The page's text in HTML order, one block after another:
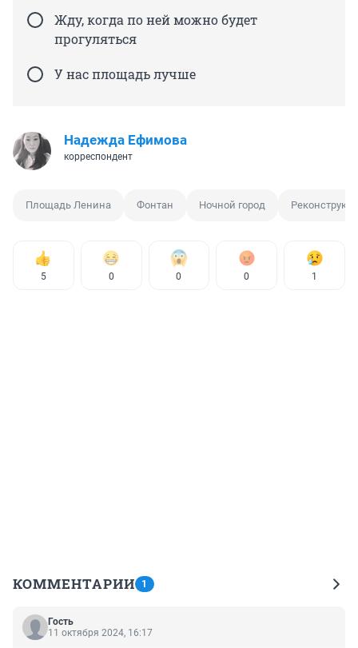
Жду, когда по ней можно будет
прогуляться
У нас площадь лучше
Надежда Ефимова
корреспондент
Площадь Ленина Фонтан Ночной город
5 0 0 0 1
КОММЕНТАРИИ 1
Гость
11 октября 2024, 16:17